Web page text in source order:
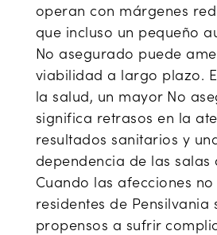
operan con márgenes
que incluso un pequeño
No asegurado puede
viabilidad a largo plazo.
la salud, un mayor No
significa retrasos en la
resultados sanitarios y
dependencia de las salas
Cuando las afecciones
residentes de Pensilvania
propensos a sufrir